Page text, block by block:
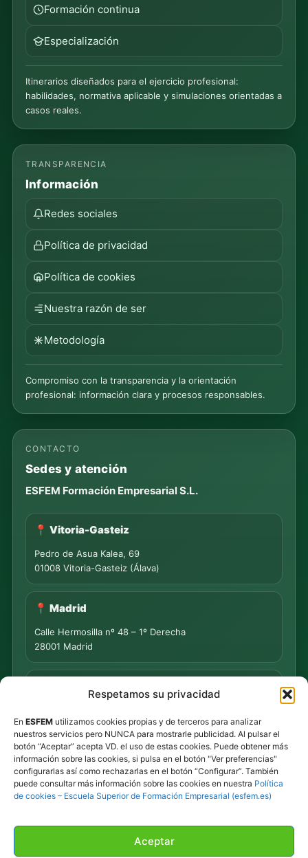
Respetamos su privacidad
En ESFEM utilizamos cookies propias y de terceros para analizar
nuestros servicios pero NUNCA para mostrarle publicidad. Al pulsar el
botón “Aceptar” acepta VD. el uso de estas cookies. Puede obtener más
información sobre las cookies, si pulsa en el botón "Ver preferencias"
configurarlas así como rechazarlas en el botón “Configurar”. También
puede consultar más información sobre las cookies en nuestra Política
de cookies – Escuela Superior de Formación Empresarial (esfem.es)
Aceptar
Formación continua
Especialización
Itinerarios diseñados para el ejercicio profesional:
habilidades, normativa aplicable y simulaciones orientadas a
casos reales.
TRANSPARENCIA
Información
Redes sociales
Política de privacidad
Política de cookies
Nuestra razón de ser
Metodología
Compromiso con la transparencia y la orientación
profesional: información clara y procesos responsables.
CONTACTO
Sedes y atención
ESFEM Formación Empresarial S.L.
📍 Vitoria-Gasteiz
Pedro de Asua Kalea, 69
01008 Vitoria-Gasteiz (Álava)
📍 Madrid
Calle Hermosilla nº 48 – 1º Derecha
28001 Madrid
32003 Ourense
Tel. 639 44 55 73 · 647 500 435
Tel. 945 492 491
Email info@esfem.net